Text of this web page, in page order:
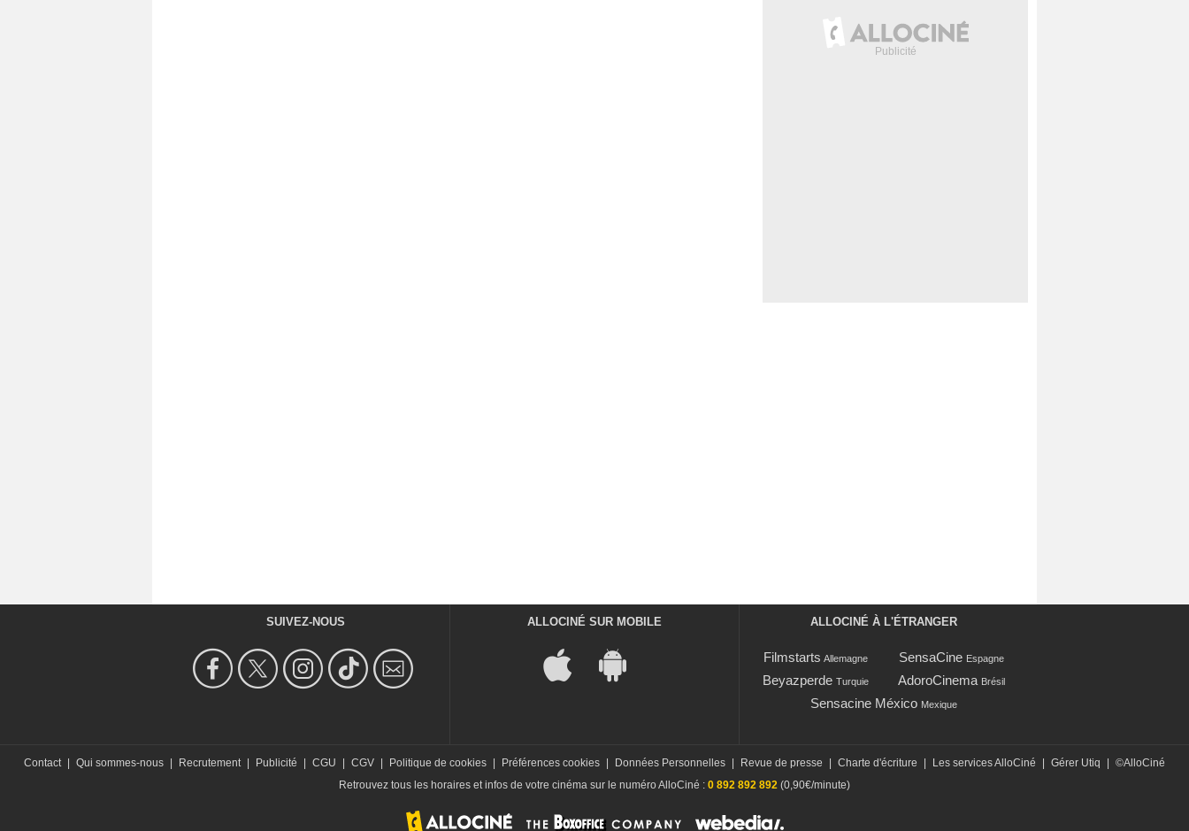
SUIVEZ-NOUS ALLOCINÉ SUR MOBILE ALLOCINÉ À L'ÉTRANGER
Filmstarts Allemagne SensaCine Espagne
Beyazperde Turquie AdoroCinema Brésil
Sensacine México Mexique
Contact Qui sommes-nous Recrutement Publicité CGU CGV Politique de cookies Préférences cookies Données Personnelles Revue de presse Charte d'écriture Les services AlloCiné Gérer Utiq
©AlloCiné
Retrouvez tous les horaires et infos de votre cinéma sur le numéro AlloCiné : 0 892 892 892 (0,90€/minute)